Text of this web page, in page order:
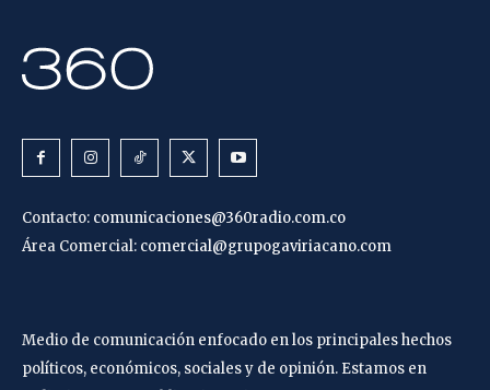
Contacto: comunicaciones@360radio.com.co
Área Comercial: comercial@grupogaviriacano.com
Medio de comunicación enfocado en los principales hechos
políticos, económicos, sociales y de opinión. Estamos en